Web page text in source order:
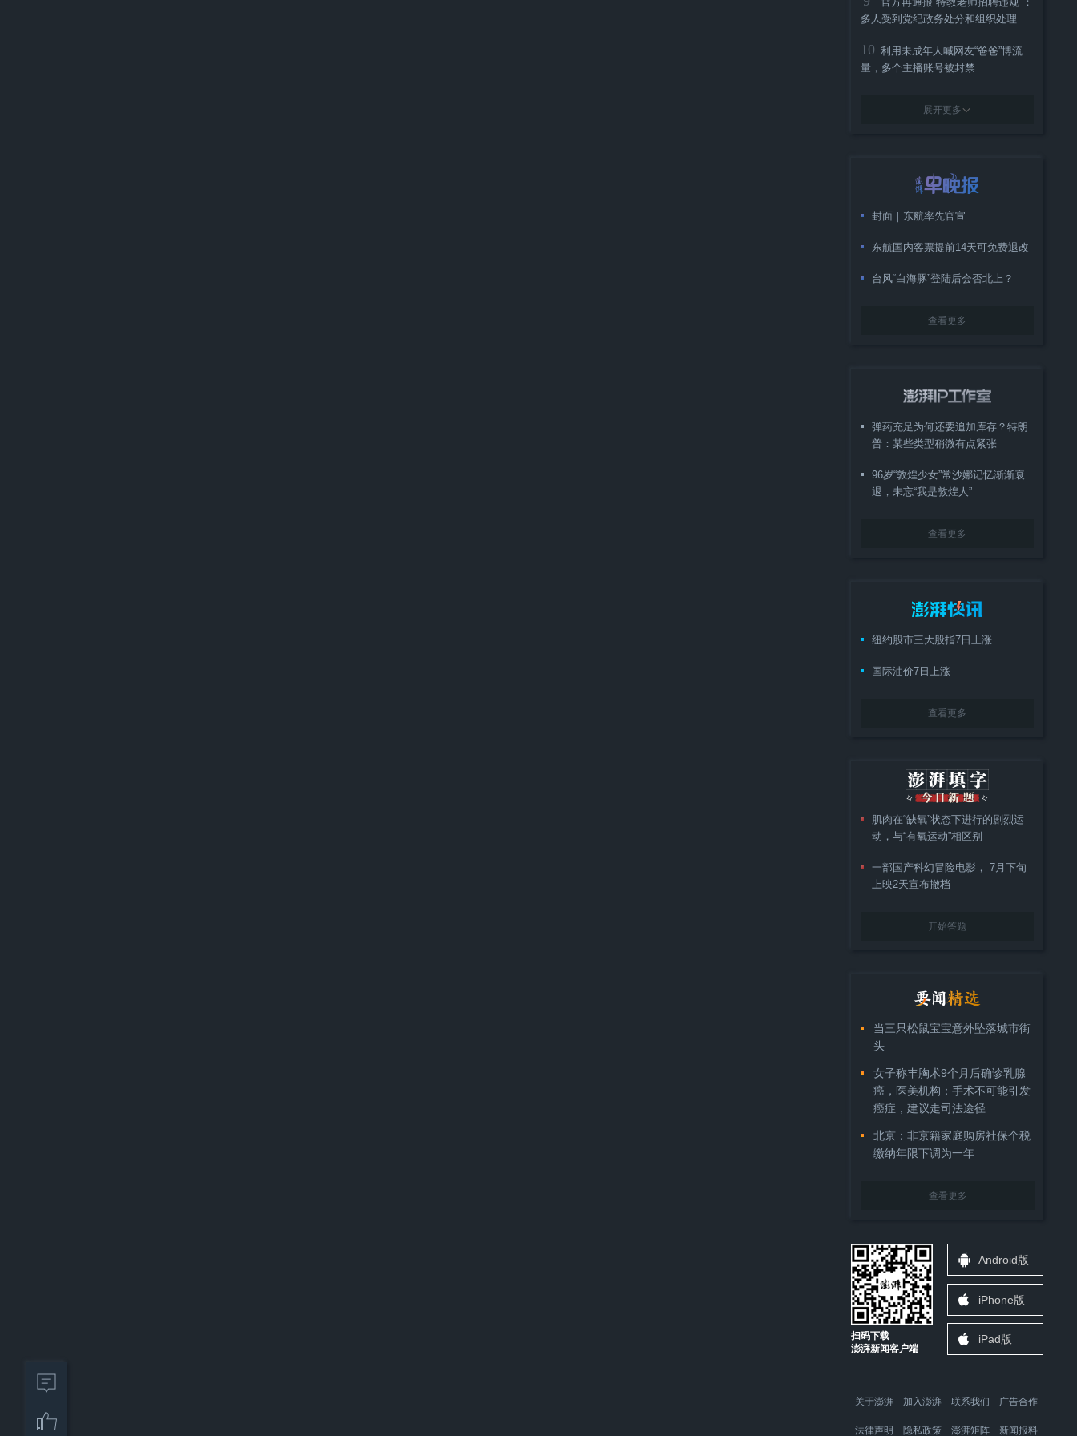
多人受到党纪政务处分和组织处理
10 利用未成年人喊网友“爸爸”博流
量，多个主播账号被封禁
展开更多
封面｜东航率先官宣
东航国内客票提前14天可免费退改
台风“白海豚”登陆后会否北上？
查看更多
弹药充足为何还要追加库存？特朗
普：某些类型稍微有点紧张
96岁“敦煌少女”常沙娜记忆渐渐衰
退，未忘“我是敦煌人”
查看更多
纽约股市三大股指7日上涨
国际油价7日上涨
查看更多
肌肉在“缺氧”状态下进行的剧烈运
动，与“有氧运动”相区别
一部国产科幻冒险电影， 7月下旬
上映2天宣布撤档
开始答题
当三只松鼠宝宝意外坠落城市街
头
女子称丰胸术9个月后确诊乳腺
癌，医美机构：手术不可能引发
癌症，建议走司法途径
北京：非京籍家庭购房社保个税
缴纳年限下调为一年
查看更多
扫码下载
澎湃新闻客户端
Android版
iPhone版
iPad版
关于澎湃 加入澎湃 联系我们 广告合作
法律声明 隐私政策 澎湃矩阵 新闻报料